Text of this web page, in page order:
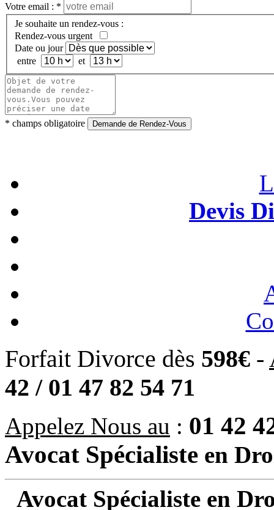
Votre email : *
Je souhaite un rendez-vous :
Rendez-vous urgent
Date ou jour
entre
et
* champs obligatoire Demande de Rendez-Vous
Devis
Forfait Divorce dès 598€ -
42 / 01 47 82 54 71
Appelez Nous au : 01 42
Avocat Spécialiste en
Avocat Spécialiste en